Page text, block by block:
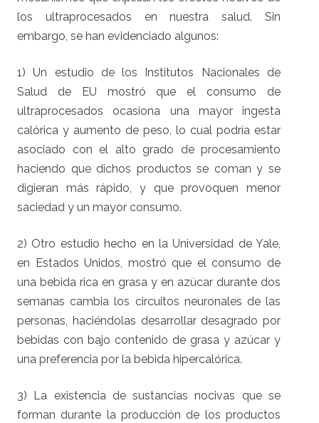
los ultraprocesados en nuestra salud. Sin
embargo, se han evidenciado algunos:
1) Un estudio de los Institutos Nacionales de
Salud de EU mostró que el consumo de
ultraprocesados ocasiona una mayor ingesta
calórica y aumento de peso, lo cual podría estar
asociado con el alto grado de procesamiento
haciendo que dichos productos se coman y se
digieran más rápido, y que provoquen menor
saciedad y un mayor consumo.
2) Otro estudio hecho en la Universidad de Yale,
en Estados Unidos, mostró que el consumo de
una bebida rica en grasa y en azúcar durante dos
semanas cambia los circuitos neuronales de las
personas, haciéndolas desarrollar desagrado por
bebidas con bajo contenido de grasa y azúcar y
una preferencia por la bebida hipercalórica.
3) La existencia de sustancias nocivas que se
forman durante la producción de los productos